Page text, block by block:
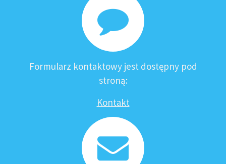
Formularz kontaktowy jest dostępny pod
stroną:
Kontakt